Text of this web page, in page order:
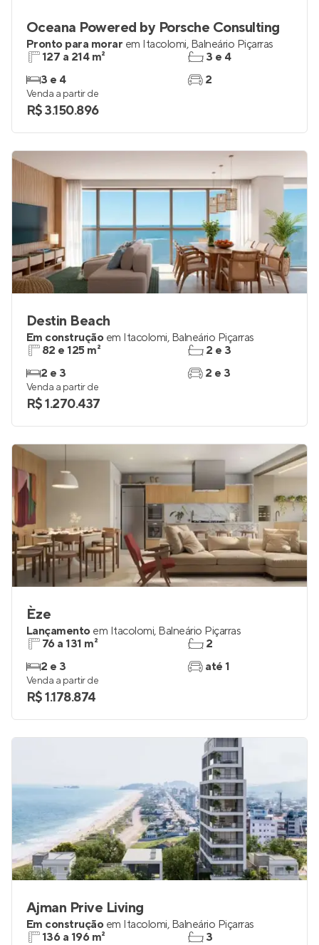
Oceana Powered by Porsche Consulting
Pronto para morar em Itacolomi, Balneário Piçarras
127 a 214 m²
3 e 4
3 e 4
2
Venda a partir de
R$ 3.150.896
Destin Beach
Em construção em Itacolomi, Balneário Piçarras
82 e 125 m²
2 e 3
2 e 3
2 e 3
Venda a partir de
R$ 1.270.437
Èze
Lançamento em Itacolomi, Balneário Piçarras
76 a 131 m²
2 e 3
2
até 1
Venda a partir de
R$ 1.178.874
Ajman Prive Living
Em construção em Itacolomi, Balneário Piçarras
136 a 196 m²
3